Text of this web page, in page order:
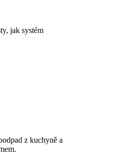
jak systém
z kuchyně a